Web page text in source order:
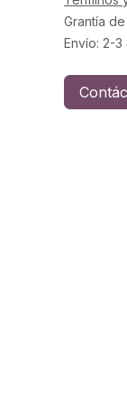
Grantía
Envío: 2-3